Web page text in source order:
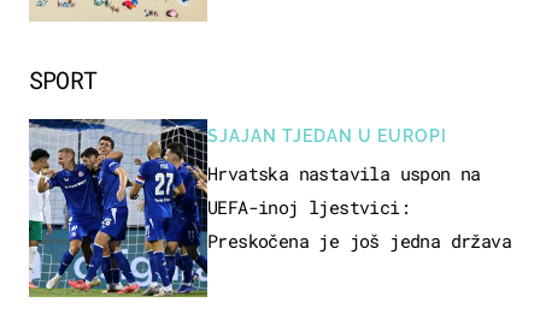
SPORT
SJAJAN TJEDAN U EUROPI
Hrvatska nastavila uspon na
UEFA-inoj ljestvici:
Preskočena je još jedna država